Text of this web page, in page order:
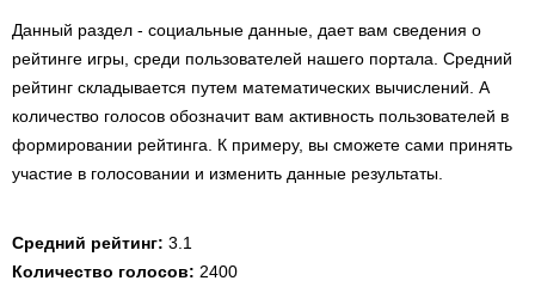
Данный раздел - социальные данные, дает вам сведения о
рейтинге игры, среди пользователей нашего портала. Средний
рейтинг складывается путем математических вычислений. А
количество голосов обозначит вам активность пользователей в
формировании рейтинга. К примеру, вы сможете сами принять
участие в голосовании и изменить данные результаты.
Средний рейтинг: 3.1
Количество голосов: 2400